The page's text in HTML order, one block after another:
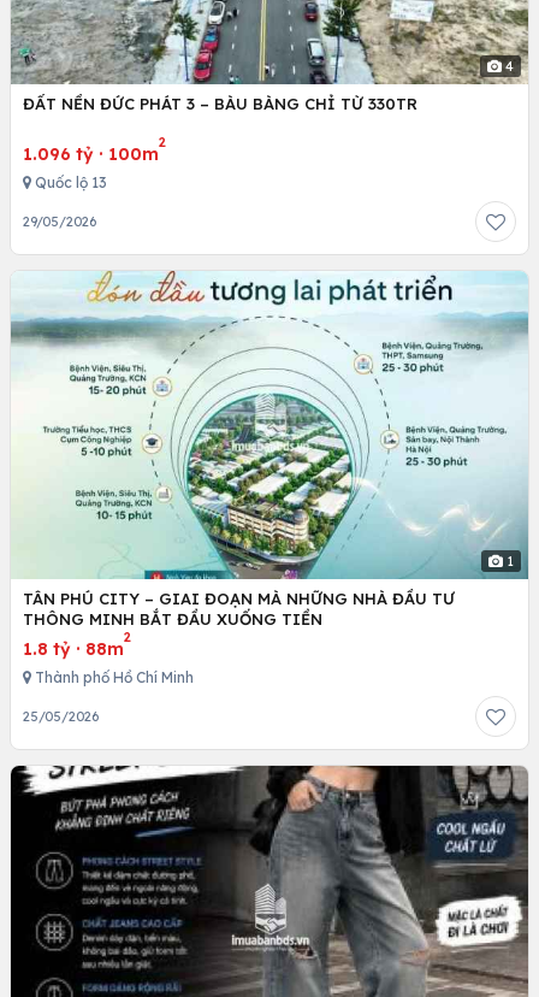
4
ĐẤT NỀN ĐỨC PHÁT 3 – BÀU BÀNG CHỈ TỪ 330TR
1.096 tỷ · 100m
2
Quốc lộ 13
29/05/2026
1
TÂN PHÚ CITY – GIAI ĐOẠN MÀ NHỮNG NHÀ ĐẦU TƯ
THÔNG MINH BẮT ĐẦU XUỐNG TIỀN
1.8 tỷ · 88m
2
Thành phố Hồ Chí Minh
25/05/2026